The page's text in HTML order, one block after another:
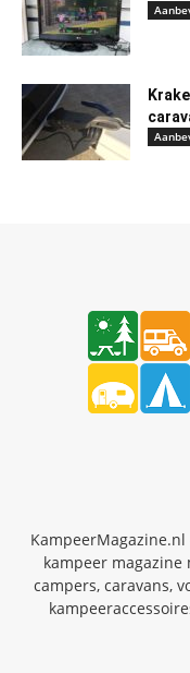
kampeer
campers, caravans,